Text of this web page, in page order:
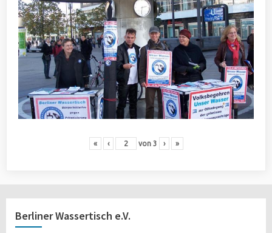
« ‹ von 3 › »
Berliner Wassertisch e.V.